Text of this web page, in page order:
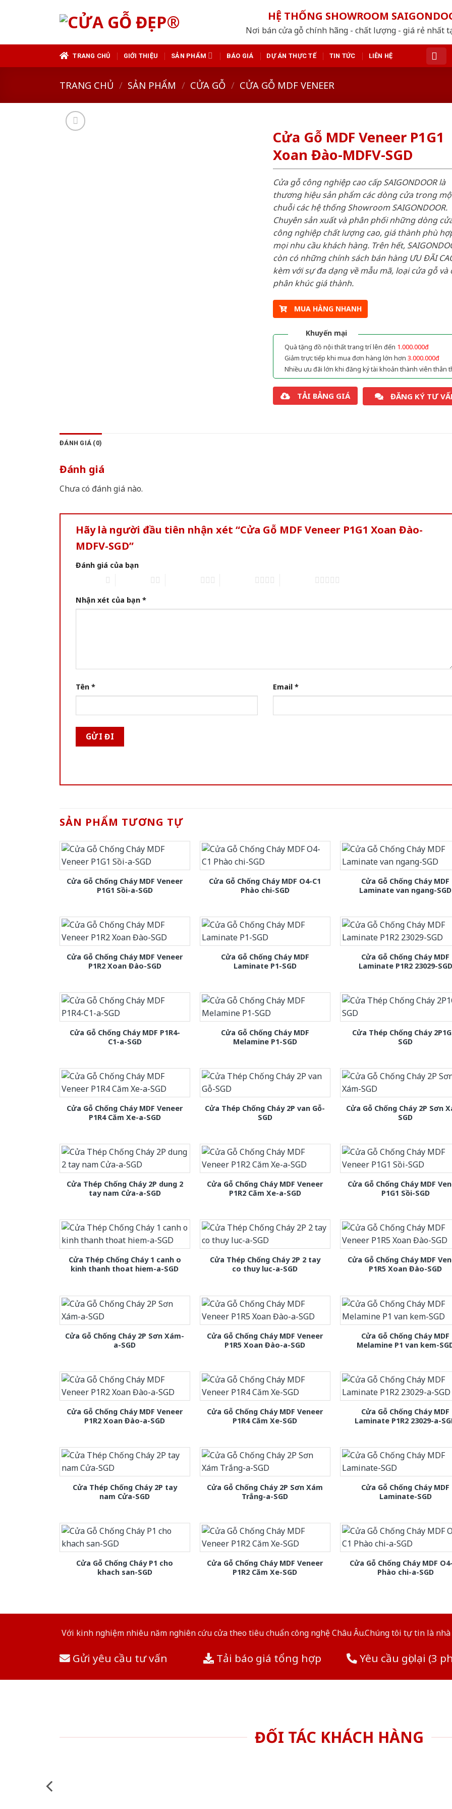
HỆ THỐNG SHOWROOM
Nơi bán cửa gỗ chính hãng - chất lượng - giá rẻ nhất
TRANG CHỦ GIỚI THIỆU SẢN PHẨM BÁO GIÁ DỰ ÁN THỰC TẾ TIN TỨC LIÊN HỆ
TRANG CHỦ / SẢN PHẨM / CỬA GỖ / CỬA GỖ MDF VENEER
Cửa Gỗ MDF Veneer P1G1
Xoan Đào-MDFV-SGD
Cửa gỗ công nghiệp cao cấp SAIGONDOOR là
thương hiệu sản phẩm các dòng cửa trong
chuỗi các hệ thống Showroom SAIGONDOOR.
Chuyên sản xuất và phân phối những dòng
công nghiệp chất lượng cao, giá thành phù
mọi nhu cầu khách hàng. Trên hết,
còn có những chính sách bán hàng ƯU ĐÃI
kèm với sự đa dạng về mẫu mã, loại cửa gỗ và
phân khúc giá thành.
MUA HÀNG NHANH
Khuyến mại
Quà tặng đồ nội thất trang trí lên đến 1.000.000đ
Giảm trực tiếp khi mua đơn hàng lớn hơn 3.000.000đ
Nhiều ưu đãi lớn khi đăng ký tài khoản thành viên thân
TẢI BẢNG GIÁ ĐĂNG KÝ TƯ
ĐÁNH GIÁ (0)
Đánh giá
Chưa có đánh giá nào.
Hãy là người đầu tiên nhận xét “Cửa Gỗ MDF Veneer P1G1 Xoan Đào-
MDFV-SGD”
Đánh giá của bạn
Nhận xét của bạn *
Tên * Email *
SẢN PHẨM TƯƠNG TỰ
Cửa Gỗ Chống Cháy MDF Veneer
P1G1 Sồi-a-SGD
Cửa Gỗ Chống Cháy MDF O4-C1
Phào chi-SGD
Cửa Gỗ Chống Cháy MDF
Laminate van ngang-SGD
Cửa Gỗ Chống Cháy MDF Veneer
P1R2 Xoan Đào-SGD
Cửa Gỗ Chống Cháy MDF
Laminate P1-SGD
Cửa Gỗ Chống Cháy MDF
Laminate P1R2 23029-SGD
Cửa Gỗ Chống Cháy MDF P1R4-
C1-a-SGD
Cửa Gỗ Chống Cháy MDF
Melamine P1-SGD
Cửa Thép Chống Cháy
SGD
Cửa Gỗ Chống Cháy MDF Veneer
P1R4 Căm Xe-a-SGD
Cửa Thép Chống Cháy 2P van Gỗ-
SGD
Cửa Gỗ Chống Cháy 2P Sơn
SGD
Cửa Thép Chống Cháy 2P dung 2
tay nam Cửa-a-SGD
Cửa Gỗ Chống Cháy MDF Veneer
P1R2 Căm Xe-a-SGD
Cửa Gỗ Chống Cháy MDF
P1G1 Sồi-SGD
Cửa Thép Chống Cháy 1 canh o
kinh thanh thoat hiem-a-SGD
Cửa Thép Chống Cháy 2P 2 tay
co thuy luc-a-SGD
Cửa Gỗ Chống Cháy MDF
P1R5 Xoan Đào-SGD
Cửa Gỗ Chống Cháy 2P Sơn Xám-
a-SGD
Cửa Gỗ Chống Cháy MDF Veneer
P1R5 Xoan Đào-a-SGD
Cửa Gỗ Chống Cháy MDF
Melamine P1 van kem-
Cửa Gỗ Chống Cháy MDF Veneer
P1R2 Xoan Đào-a-SGD
Cửa Gỗ Chống Cháy MDF Veneer
P1R4 Căm Xe-SGD
Cửa Gỗ Chống Cháy MDF
Laminate P1R2 23029-a-
Cửa Thép Chống Cháy 2P tay
nam Cửa-SGD
Cửa Gỗ Chống Cháy 2P Sơn Xám
Trắng-a-SGD
Cửa Gỗ Chống Cháy MDF
Laminate-SGD
Cửa Gỗ Chống Cháy P1 cho
khach san-SGD
Cửa Gỗ Chống Cháy MDF Veneer
P1R2 Căm Xe-SGD
Cửa Gỗ Chống Cháy MDF
Phào chi-a-SGD
Với kinh nghiệm nhiêu năm nghiên cứu cửa theo tiêu chuẩn công nghệ Châu Âu.Chúng tôi tự tin là
Gửi yêu cầu tư vấn Tải báo giá tổng hợp Yêu cầu gọi lại (3
ĐỐI TÁC KHÁCH HÀNG